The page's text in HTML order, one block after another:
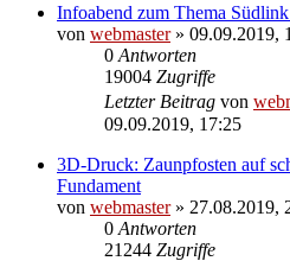
Infoabend zum Thema
von webmaster» 09.09.2019,
0 Antworten
19004 Zugriffe
Letzter Beitrag von
09.09.2019, 17:25
3D-Druck: Zaunpfosten auf
Fundament
von webmaster» 27.08.2019,
0 Antworten
21244 Zugriffe